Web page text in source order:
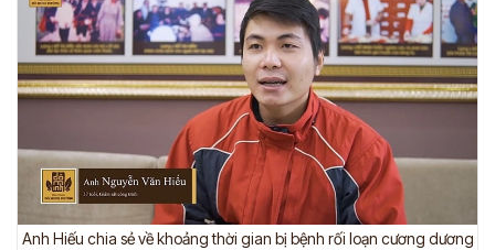
Anh Hiếu chia sẻ về khoảng thời gian bị bệnh rối loạn cương dương